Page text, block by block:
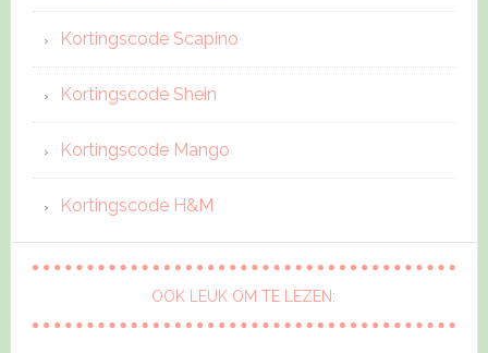
Kortingscode Scapino
Kortingscode Shein
Kortingscode Mango
Kortingscode H&M
OOK LEUK OM TE LEZEN: